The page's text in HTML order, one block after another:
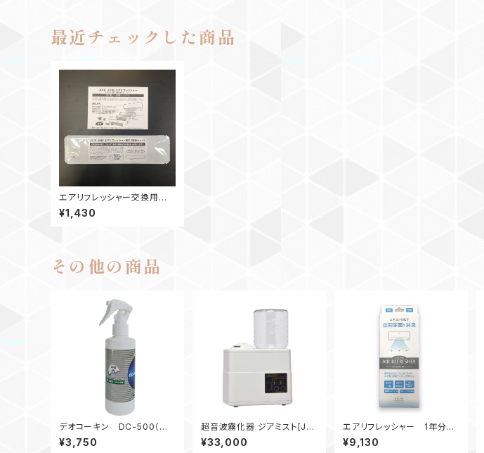
最近チェックした商品
エアリフレッシャー交換用薬
剤バック
¥1,430
その他の商品
デオコーキン DC-500（消
臭・抗菌・コート剤）200ml
¥3,750
超音波霧化器 ジアミスト[JM
-200]
¥33,000
エアリフレッシャー 1年分セ
ット
¥9,130